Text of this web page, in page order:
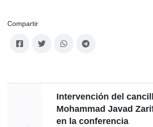
Compartir
Intervención del
Mohammad Javad
en la conferencia